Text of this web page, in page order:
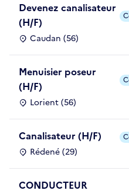
Devenez canalisateur
(H/F)
Caudan (56)
Menuisier poseur
(H/F)
Lorient (56)
Canalisateur (H/F)
Rédené (29)
CONDUCTEUR